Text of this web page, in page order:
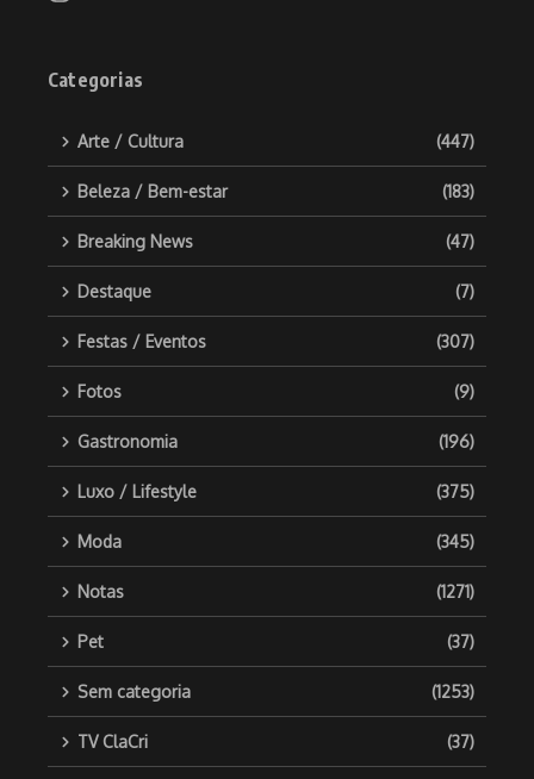
Categorias
Arte / Cultura (447)
Beleza / Bem-estar (183)
Breaking News (47)
Destaque (7)
Festas / Eventos (307)
Fotos (9)
Gastronomia (196)
Luxo / Lifestyle (375)
Moda (345)
Notas (1271)
Pet (37)
Sem categoria (1253)
TV ClaCri (37)